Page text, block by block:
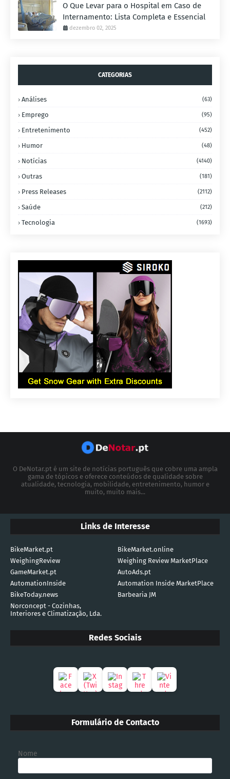
O Que Levar para o Hospital em Caso de
Internamento: Lista Completa e Essencial
dezembro 02, 2025
CATEGORIAS
Análises (63)
Emprego (95)
Entretenimento (452)
Humor (48)
Notícias (4140)
Outras (181)
Press Releases (2112)
Saúde (212)
Tecnologia (1693)
O DeNotar.pt é um site de notícias português que cobre uma ampla
gama de tópicos e oferece conteúdos de qualidade sobre
atualidade, tecnologia, mobilidade, entretenimento, humor e
muito, muito mais...
Links de Interesse
BikeMarket.pt
BikeMarket.online
WeighingReview
Weighing Review MarketPlace
GameMarket.pt
AutoAds.pt
AutomationInside
Automation Inside MarketPlace
BikeToday.news
Barbearia JM
Norconcept - Cozinhas,
Interiores e Climatização, Lda.
Redes Sociais
Formulário de Contacto
Nome